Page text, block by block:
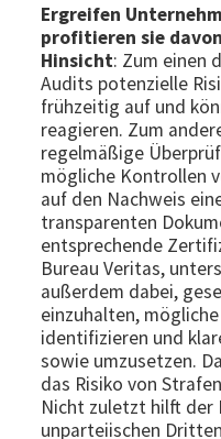
Ergreifen
profitieren sie
Hinsicht: Zum einen
Audits potenzielle
frühzeitig auf und
reagieren. Zum
regelmäßige
mögliche Kontrollen
auf den Nachweis
transparenten
entsprechende
Bureau Veritas,
außerdem dabei,
einzuhalten,
identifizieren und
sowie umzusetzen.
das Risiko von
Nicht zuletzt hilft der
unparteiischen